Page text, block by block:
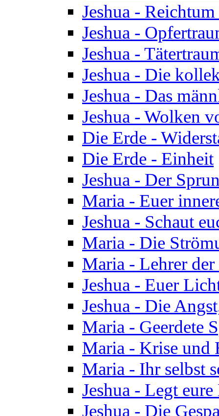
Jeshua -
Jeshua -
Jeshua -
Jeshua - Die
Jeshua - Das
Jeshua - Wolken
Die Erde -
Die Erde - Einheit
Jeshua - Der
Maria - Euer
Jeshua - Schaut
Maria - Die
Maria - Lehrer
Jeshua - Euer
Jeshua - Die
Maria - Geerdete
Maria - Krise und
Maria - Ihr selbst
Jeshua - Legt
Jeshua - Die